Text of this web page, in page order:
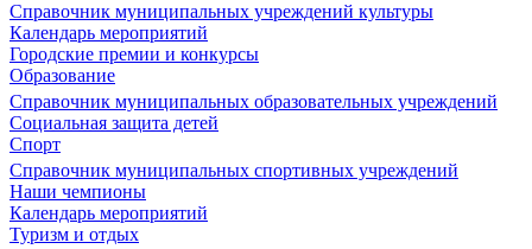
Справочник муниципальных учреждений культуры
Календарь мероприятий
Городские премии и конкурсы
Образование
Справочник муниципальных образовательных учреждений
Социальная защита детей
Спорт
Справочник муниципальных спортивных учреждений
Наши чемпионы
Календарь мероприятий
Туризм и отдых